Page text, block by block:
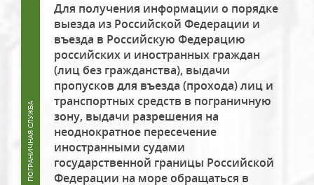
Для получения информации о порядке
выезда из Российской Федерации и
въезда в Российскую Федерацию
российских и иностранных граждан
(лиц без гражданства), выдачи
пропусков для въезда (прохода) лиц и
транспортных средств в пограничную
зону, выдачи разрешения на
неоднократное пересечение
иностранными судами
государственной границы Российской
Федерации на море обращаться в